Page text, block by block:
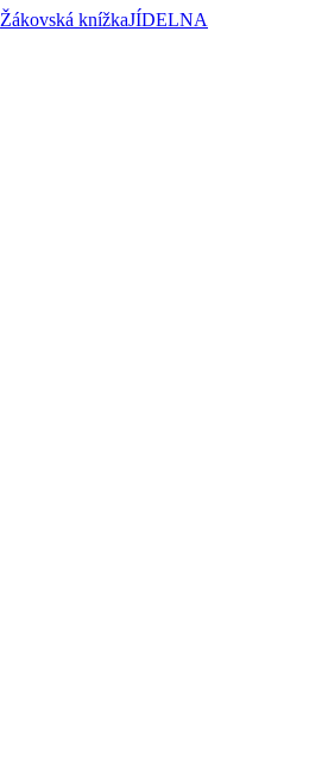
Žákovská knížkaJÍDELNA